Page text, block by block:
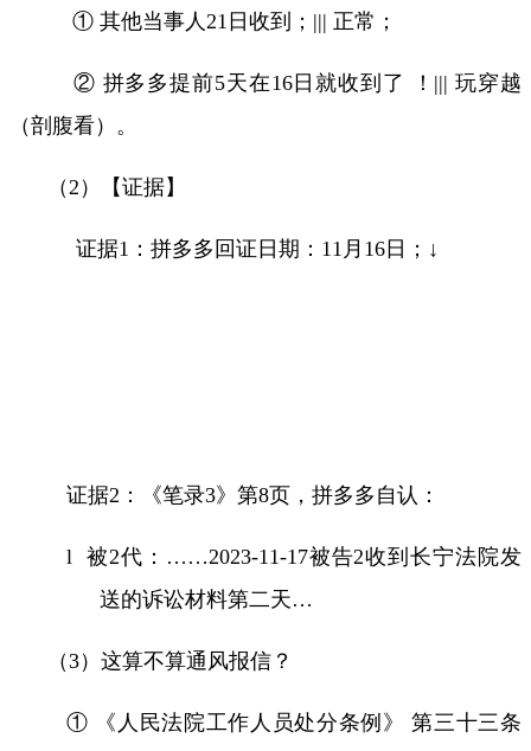
① 其他当事人 21 日收到； ||| 正常；
② 拼多多提前5天在16日就收到了 ！ |||玩穿越
（剖腹看）。
（ 2 ）【证据】
证据1 ：拼多多回证日期： 11 月 16日；↓
证据2 ：《笔录3》第8页，拼多多自认：
l 被2代： ……2023-11-17被告2收到长宁法院发
送的诉讼材料第二天…
（3）这算不算通风报信？
① 《人民法院工作人员处分条例》 第三十三条